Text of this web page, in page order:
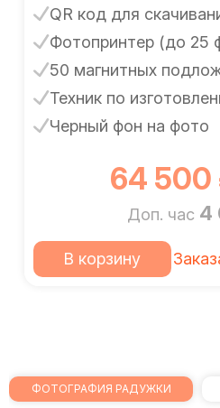
QR код для
Фотопринтер (до 25
50 магнитных
Техник по
Черный фон на фото
64 500
Доп. час 4
В корзину
ФОТОГРАФИЯ РАДУЖКИ